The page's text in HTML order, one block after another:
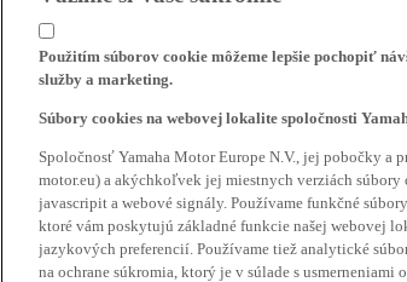
Použitím súborov cookie môžeme lepšie pochopiť
služby a marketing.
Súbory cookies na webovej lokalite spoločnosti
Spoločnosť Yamaha Motor Europe N.V., jej pobočky a
motor.eu) a akýchkoľvek jej miestnych verziách
javascripit a webové signály. Používame funkčné
ktoré vám poskytujú základné funkcie našej webovej
jazykových preferencií. Používame tiež analytické
na ochrane súkromia, ktorý je v súlade s